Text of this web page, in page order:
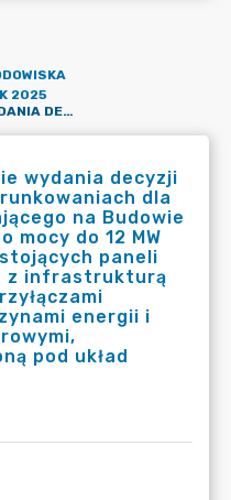
2025
POSTĘPOWANIE W SPRAWIE WYDANIA DECYZJI O ŚRODOWISKOWYCH UWARUNKOWANIACH DLA PRZEDSIĘWZIĘCIA POLEGAJĄCEGO NA BUDOWIE FARMY FOTOWOLTAICZNEJ O MOCY DO 12 MW SKŁADAJĄCEJ SIĘ Z WOLNOSTOJĄCYCH PANELI FOTOWOLTAICZNYCH WRAZ Z INFRASTRUKTURĄ TOWARZYSZĄCĄ, W TYM PRZYŁĄCZAMI ENERGETYCZNYMI, MAGAZYNAMI ENERGII I STACJAMI TRANSFORMATOROWYMI, POWIERZCHNIĄ UTWARDZONĄ POD UKŁAD KOMUNIKACYJNY
wydania decyzji
dla
na Budowie
do 12 MW
paneli
z infrastrukturą
energii i
pod układ